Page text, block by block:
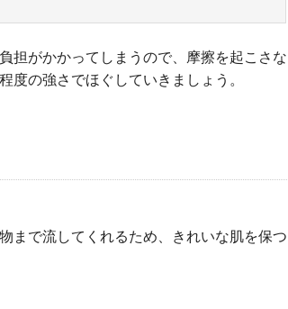
担がかかってしまうので、摩擦を起こさな
度の強さでほぐしていきましょう。
まで流してくれるため、きれいな肌を保つ